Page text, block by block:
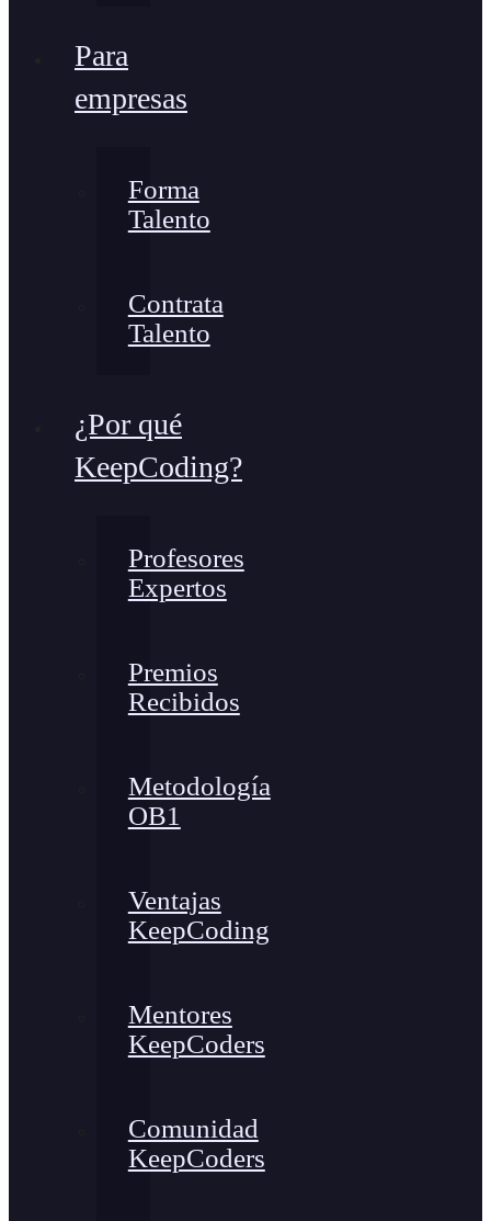
Para
empresas
Forma
Talento
Contrata
Talento
¿Por qué
KeepCoding?
Profesores
Expertos
Premios
Recibidos
Metodología
OB1
Ventajas
KeepCoding
Mentores
KeepCoders
Comunidad
KeepCoders